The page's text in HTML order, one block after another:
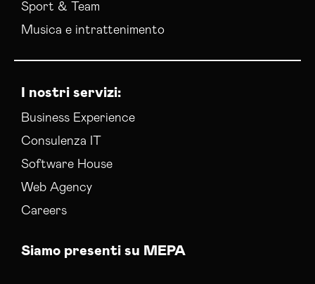
Sport & Team
Musica e intrattenimento
I nostri servizi:
Business Experience
Consulenza IT
Software House
Web Agency
Careers
Siamo presenti su MEPA